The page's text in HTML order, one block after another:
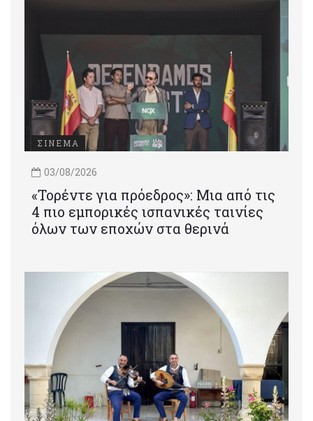
ΣΙΝΕΜΑ
03/08/2026
«Τορέντε για πρόεδρος»: Mια από τις
4 πιο εμπορικές ισπανικές ταινίες
όλων των εποχών στα θερινά